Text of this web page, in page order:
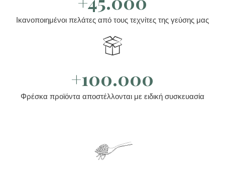
Ικανοποιημένοι πελάτες από τους τεχνίτες της γεύσης μας
+100.000
Φρέσκα προϊόντα αποστέλλονται με ειδική συσκευασία